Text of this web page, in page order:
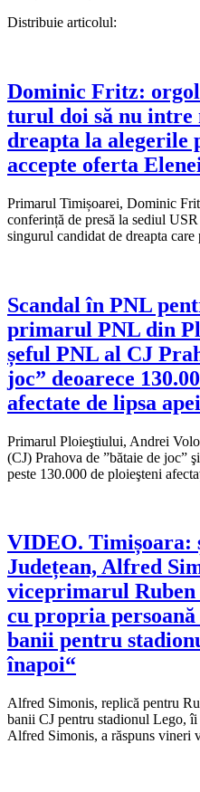
Distribuie articolul:
Dominic Fritz:
turul doi să nu intre
dreapta la alegerile
accepte oferta
Primarul Timișoarei, Dominic
conferință de presă la sediul
singurul candidat de dreapta
Scandal în PNL
primarul PNL din
șeful PNL al CJ
joc” deoarece
afectate de lipsa
Primarul Ploieştiului, Andrei
(CJ) Prahova de ”bătaie de joc”
peste 130.000 de ploieşteni
VIDEO. Timișoara:
Județean, Alfred
viceprimarul Ruben
cu propria
banii pentru
înapoi“
Alfred Simonis, replică pentru
banii CJ pentru stadionul Lego,
Alfred Simonis, a răspuns